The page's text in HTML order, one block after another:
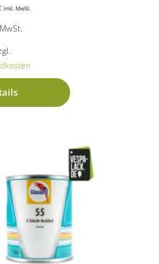
inkl. MwSt.